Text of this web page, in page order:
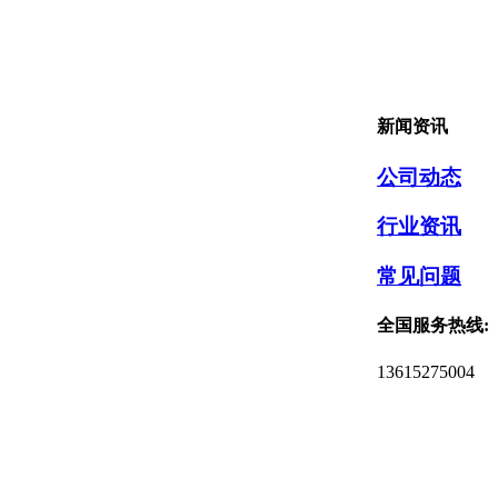
新闻资讯
公司动态
行业资讯
常见问题
全国服务热线:
13615275004